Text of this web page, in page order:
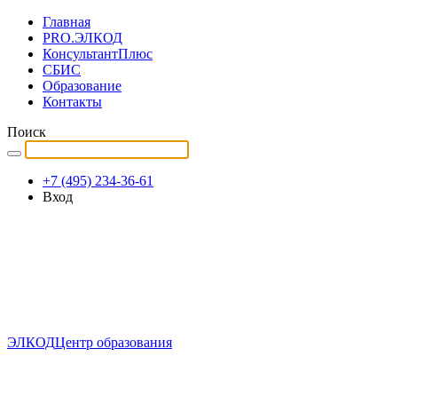
Главная
PRO.ЭЛКОД
КонсультантПлюс
СБИС
Образование
Контакты
Поиск
+7 (495) 234-36-61
Вход
ЭЛКОДЦентр образования